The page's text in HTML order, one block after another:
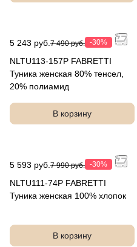
5 243 руб. 7 490 руб. -30%
NLTU113-157P FABRETTI
Туника женская 80% тенсел,
20% полиамид
В корзину
5 593 руб. 7 990 руб. -30%
NLTU111-74P FABRETTI
Туника женская 100% хлопок
В корзину